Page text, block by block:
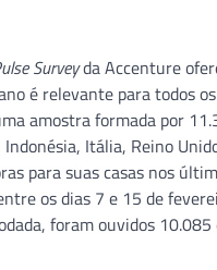
Surveyda Accenture
é relevante para todos
amostra formada por
Indonésia, Itália, Reino
para suas casas nos
os dias 7 e 15 de
foram ouvidos